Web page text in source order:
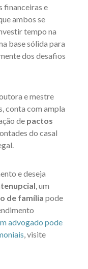
financeiras e
ambos se
tempo na
base sólida para
dos desafios
e mestre
conta com ampla
de pactos
do casal
e deseja
, um
de família pode
advogado pode
, visite